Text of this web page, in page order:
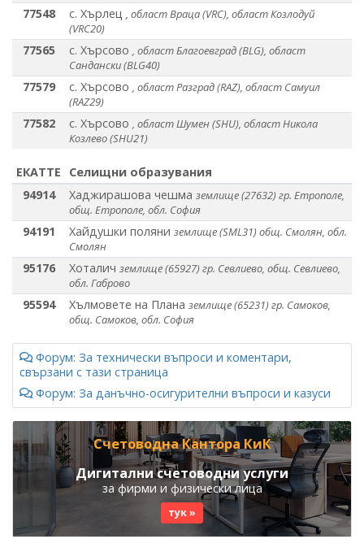
77548 с. Хърлец , област Враца (VRC), област Козлодуй
(VRC20)
77565 с. Хърсово , област Благоевград (BLG), област
Сандански (BLG40)
77579 с. Хърсово , област Разград (RAZ), област Самуил
(RAZ29)
77582 с. Хърсово , област Шумен (SHU), област Никола
Козлево (SHU21)
ЕКАТТЕ
Селищни образувания
94914
Хаджирашова чешма землище (27632) гр. Етрополе,
общ. Етрополе, обл. София
94191 Хайдушки поляни землище (SML31) общ. Смолян, обл.
Смолян
95176 Хоталич землище (65927) гр. Севлиево, общ. Севлиево,
обл. Габрово
95594 Хълмовете на Плана землище (65231) гр. Самоков,
общ. Самоков, обл. София
Форум: За технически въпроси и коментари,
свързани с тази страница
Форум: За данъчно-осигурителни въпроси и казуси
Счетоводна Кантора КиК
Дигитални счетоводни услуги
за фирми и физически лица
тук »